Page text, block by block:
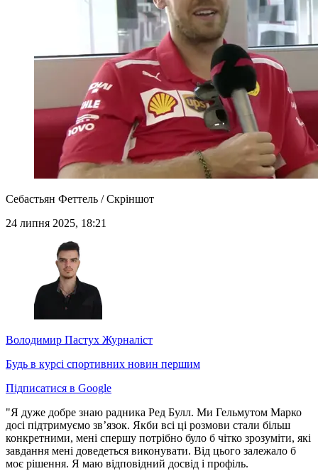
Себастьян Феттель / Скріншот
24 липня 2025, 18:21
Володимир Пастух Журналіст
Будь в курсі спортивних новин першим
Підписатися в Google
"Я дуже добре знаю радника Ред Булл. Ми Гельмутом Марко
досі підтримуємо зв’язок. Якби всі ці розмови стали більш
конкретними, мені спершу потрібно було б чітко зрозуміти, які
завдання мені доведеться виконувати. Від цього залежало б
моє рішення. Я маю відповідний досвід і профіль.